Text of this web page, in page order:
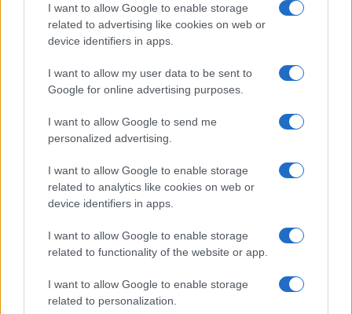
I want to allow Google to enable storage
related to advertising like cookies on web or
device identifiers in apps.
I want to allow my user data to be sent to
Google for online advertising purposes.
I want to allow Google to send me
personalized advertising.
I want to allow Google to enable storage
related to analytics like cookies on web or
device identifiers in apps.
I want to allow Google to enable storage
related to functionality of the website or app.
I want to allow Google to enable storage
related to personalization.